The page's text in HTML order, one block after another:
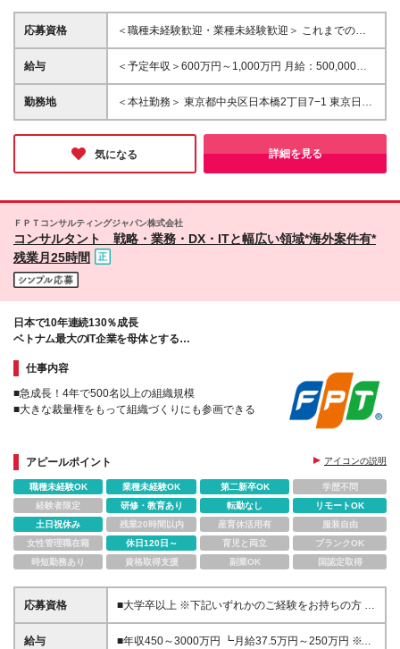
応募資格
＜職種未経験歓迎・業種未経験歓迎＞ これまでの経
験よりも、地方創生・中小企業支援に関与したい想い
を重視した採用を行っております。
給与
＜予定年収＞600万円～1,000万円 月給：500,000円
～833,333円 ※固定残業手当/月：141,256円～
187,090円（固定残業時間50時間0分/月）を含む。超
ヵ月あり（期間中の待遇に差異なし）
勤務地
＜本社勤務＞ 東京都中央区日本橋2丁目7−1 東京日本
橋タワー29F ※在宅勤務・リモートワーク：相談可
（在宅） 変更の範囲：会社の定める事業所（リモー
トワーク含む）
気になる 詳細を見る
ＦＰＴコンサルティングジャパン株式会社
コンサルタント 戦略・業務・DX・ITと幅広い領域*海外案件有*
残業月25時間
日本で10年連続130％成長
ベトナム最大のIT企業を母体とする
仕事内容
■急成長！4年で500名以上の組織規模
■大きな裁量権をもって組織づくりにも参画できる
アピールポイント アイコンの説明
職種未経験OK 業種未経験OK 第二新卒OK
学歴不問
経験者限定
研修・教育あり 転勤なし
リモートOK
土日祝休み
残業20時間以内 産育休活用有
服装自由
女性管理職在籍
休日120日～ 育児と両立
ブランクOK
時短勤務あり
資格取得支援 副業OK 国認定取得
応募資格
■大学卒以上 ※下記いずれかのご経験をお持ちの方 ■
プロジェクト管理・IT企画、PMOなどの経験 ■システ
ム構築経験（アプリ開発、DB構築、基盤構築、各種
給与
■年収450～3000万円 ┗月給37.5万円～250万円 ※希